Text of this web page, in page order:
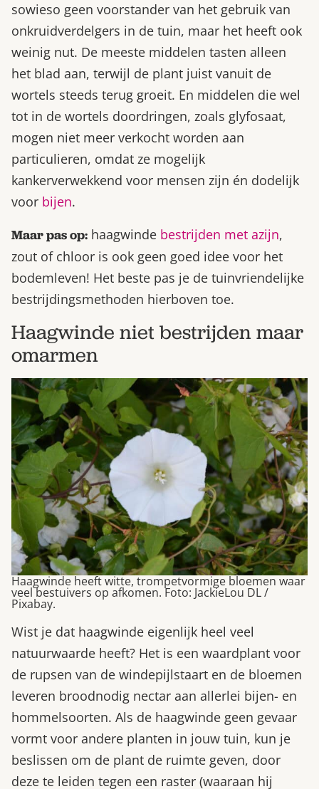
sowieso geen voorstander van het gebruik van
onkruidverdelgers in de tuin, maar het heeft ook
weinig nut. De meeste middelen tasten alleen
het blad aan, terwijl de plant juist vanuit de
wortels steeds terug groeit. En middelen die wel
tot in de wortels doordringen, zoals glyfosaat,
mogen niet meer verkocht worden aan
particulieren, omdat ze mogelijk
kankerverwekkend voor mensen zijn én dodelijk
voor bijen.
Maar pas op: haagwinde bestrijden met azijn,
zout of chloor is ook geen goed idee voor het
bodemleven! Het beste pas je de tuinvriendelijke
bestrijdingsmethoden hierboven toe.
Haagwinde niet bestrijden maar
omarmen
Haagwinde heeft witte, trompetvormige bloemen waar
veel bestuivers op afkomen. Foto: JackieLou DL /
Pixabay.
Wist je dat haagwinde eigenlijk heel veel
natuurwaarde heeft? Het is een waardplant voor
de rupsen van de windepijlstaart en de bloemen
leveren broodnodig nectar aan allerlei bijen- en
hommelsoorten. Als de haagwinde geen gevaar
vormt voor andere planten in jouw tuin, kun je
beslissen om de plant de ruimte geven, door
deze te leiden tegen een raster (waaraan hij